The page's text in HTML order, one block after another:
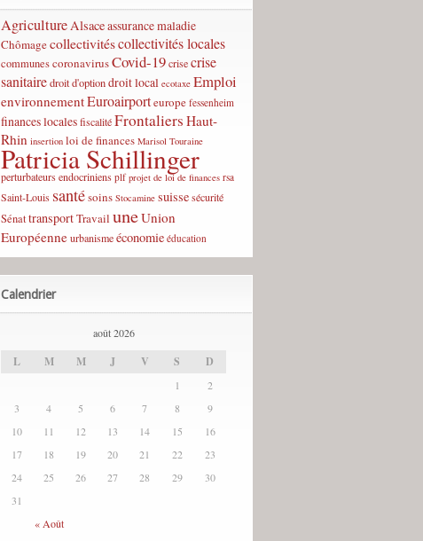
Agriculture Alsaceassurance maladie
Chômagecollectivitéscollectivités locales
communescoronavirusCovid-19crisecrise
sanitairedroit d'optiondroit local ecotaxe Emploi
environnementEuroairporteurope fessenheim
finances localesfiscalitéFrontaliers Haut-
Rhin insertion loi de finances Marisol Touraine
Patricia Schillinger
perturbateurs endocriniens plf projet de loi de finances rsa
Saint-Louis santésoins Stocamine suissesécurité
SénattransportTravail uneUnion
Européenneurbanismeéconomie éducation
Calendrier
août 2026
L M M J V S D
« Août
1
2
3
4 5 6 7 8
9
10
11 12 13 14 15
16
17
18 19 20 21 22
23
24
25 26 27 28 29
30
31